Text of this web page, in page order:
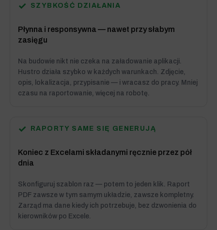
✓ SZYBKOŚĆ DZIAŁANIA
Płynna i responsywna — nawet przy słabym
zasięgu
Na budowie nikt nie czeka na załadowanie aplikacji.
Hustro działa szybko w każdych warunkach. Zdjęcie,
opis, lokalizacja, przypisanie — i wracasz do pracy. Mniej
czasu na raportowanie, więcej na robotę.
✓ RAPORTY SAME SIĘ GENERUJĄ
Koniec z Excelami składanymi ręcznie przez pół
dnia
Skonfiguruj szablon raz — potem to jeden klik. Raport
PDF zawsze w tym samym układzie, zawsze kompletny.
Zarząd ma dane kiedy ich potrzebuje, bez dzwonienia do
kierowników po Excele.